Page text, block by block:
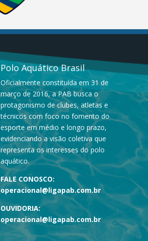
Polo Aquático Brasil
Oficialmente constituída em 31 de
março de 2016, a PAB busca o
protagonismo de clubes, atletas e
técnicos com foco no fomento do
esporte em médio e longo prazo,
evidenciando a visão coletiva que
representa os interesses do polo
aquático.
FALE CONOSCO:
operacional@ligapab.com.br
OUVIDORIA:
operacional@ligapab.com.br